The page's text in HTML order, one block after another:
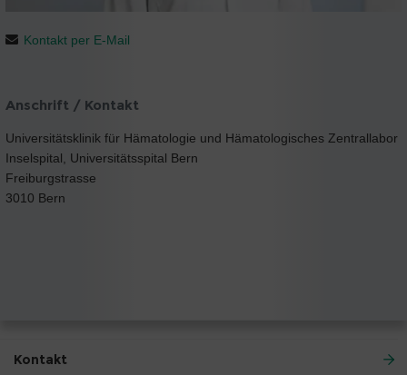
Kontakt per E-Mail
Anschrift / Kontakt
Universitätsklinik für Hämatologie und Hämatologisches Zentrallabor
Inselspital, Universitätsspital Bern
Freiburgstrasse
3010 Bern
Kontakt